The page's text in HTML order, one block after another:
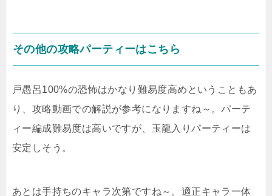
その他の攻略パーティーはこちら
戸愚呂100%の恐怖はかなり難易度高めということもあ
り、攻略動画での解説が参考になりますね～。パーテ
ィー編成難易度は高いですが、玉龍入りパーティーは
安定しそう。
あとは手持ちのキャラ次第ですね～。適正キャラ一体